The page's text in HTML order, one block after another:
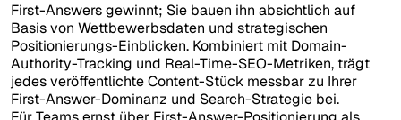
First-Answers gewinnt; Sie bauen ihn absichtlich auf
Basis von Wettbewerbsdaten und strategischen
Positionierungs-Einblicken. Kombiniert mit Domain-
Authority-Tracking und Real-Time-SEO-Metriken, trägt
jedes veröffentlichte Content-Stück messbar zu Ihrer
First-Answer-Dominanz und Search-Strategie bei.